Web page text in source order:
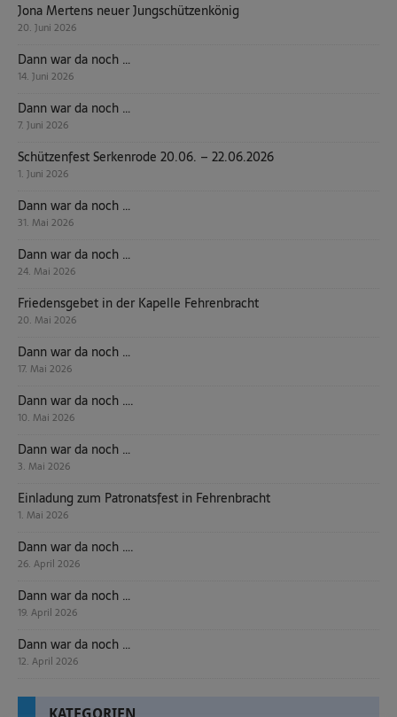
Jona Mertens neuer Jungschützenkönig
20. Juni 2026
Dann war da noch …
14. Juni 2026
Dann war da noch …
7. Juni 2026
Schützenfest Serkenrode 20.06. – 22.06.2026
1. Juni 2026
Dann war da noch …
31. Mai 2026
Dann war da noch …
24. Mai 2026
Friedensgebet in der Kapelle Fehrenbracht
20. Mai 2026
Dann war da noch …
17. Mai 2026
Dann war da noch ….
10. Mai 2026
Dann war da noch …
3. Mai 2026
Einladung zum Patronatsfest in Fehrenbracht
1. Mai 2026
Dann war da noch ….
26. April 2026
Dann war da noch …
19. April 2026
Dann war da noch …
12. April 2026